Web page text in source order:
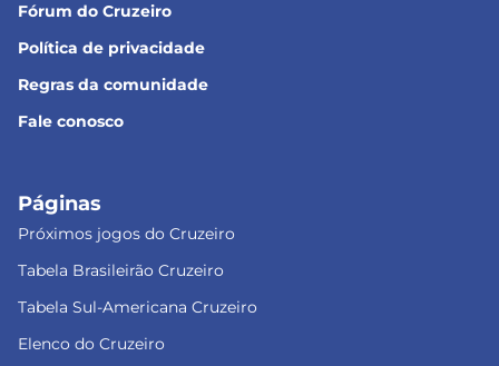
Fórum do Cruzeiro
Política de privacidade
Regras da comunidade
Fale conosco
Páginas
Próximos jogos do Cruzeiro
Tabela Brasileirão Cruzeiro
Tabela Sul-Americana Cruzeiro
Elenco do Cruzeiro